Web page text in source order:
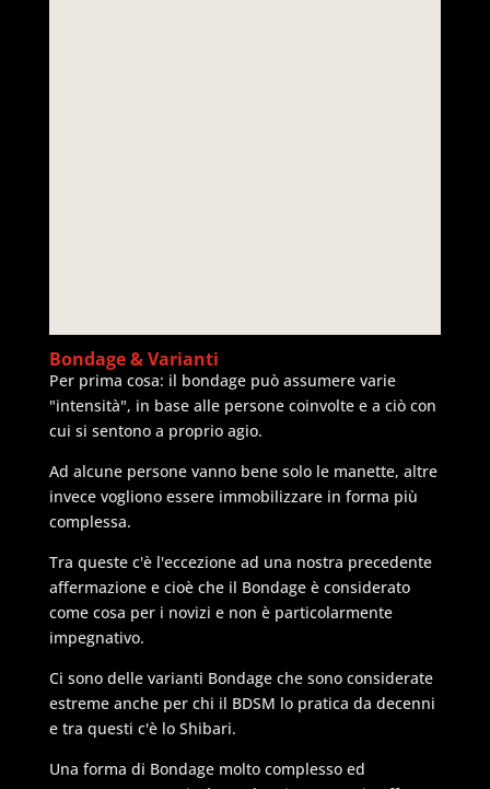
Bondage & Varianti
Per prima cosa: il bondage può assumere varie
"intensità", in base alle persone coinvolte e a ciò con
cui si sentono a proprio agio.
Ad alcune persone vanno bene solo le manette, altre
invece vogliono essere immobilizzare in forma più
complessa.
Tra queste c'è l'eccezione ad una nostra precedente
affermazione e cioè che il Bondage è considerato
come cosa per i novizi e non è particolarmente
impegnativo.
Ci sono delle varianti Bondage che sono considerate
estreme anche per chi il BDSM lo pratica da decenni
e tra questi c'è lo Shibari.
Una forma di Bondage molto complesso ed